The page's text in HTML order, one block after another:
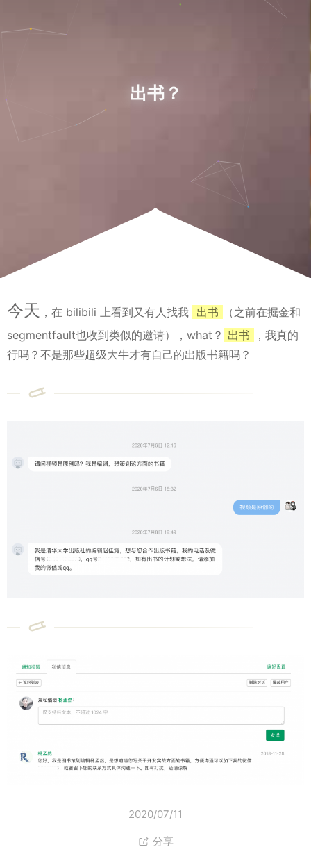
出书？
今天 ，在 bilibili 上看到又有人找我 出书
（之前在掘金和
segmentfault也收到类似的邀请），what？ 出书
，我真的
行吗？不是那些超级大牛才有自己的出版书籍吗？
2020/07/11
 分享